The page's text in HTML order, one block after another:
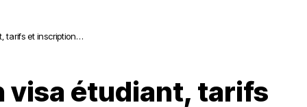
tarifs et inscription…
visa étudiant, tarifs